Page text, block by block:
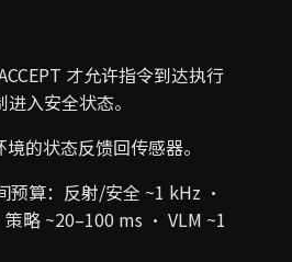
才允许指令到达执行
入安全状态。
的状态反馈回传感器。
预算：反射/安全 ~1 kHz ·
略 ~20–100 ms · VLM ~1